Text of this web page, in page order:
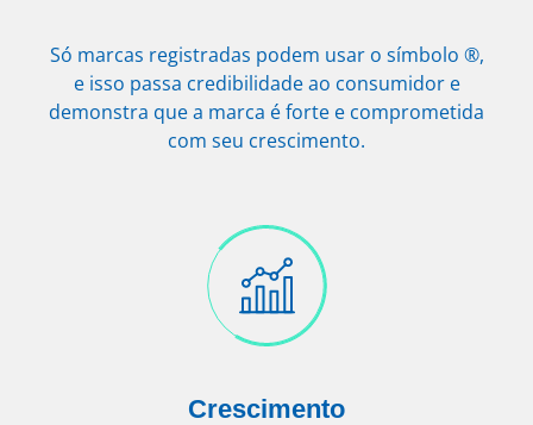
Só marcas registradas podem usar o símbolo ®,
e isso passa credibilidade ao consumidor e
demonstra que a marca é forte e comprometida
com seu crescimento.
Crescimento